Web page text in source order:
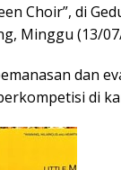
Choir”, di
Minggu (13/
dan
di